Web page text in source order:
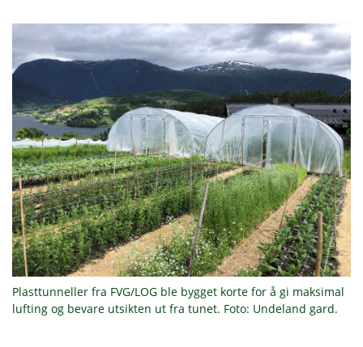
Plasttunneller fra FVG/LOG ble bygget korte for å gi maksimal
lufting og bevare utsikten ut fra tunet. Foto: Undeland gard.